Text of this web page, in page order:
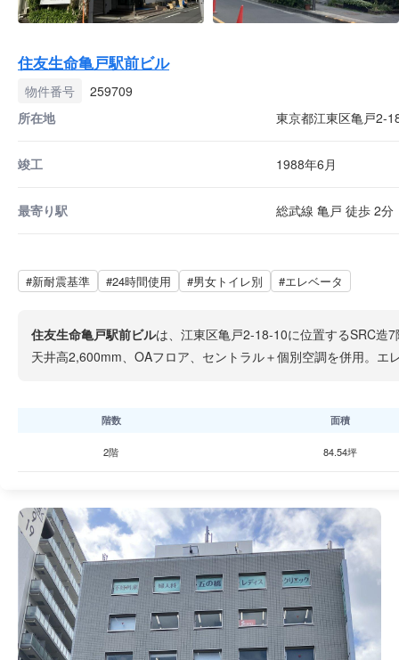
住友生命亀戸駅前ビル
物件番号
259709
所在地
東京都江東区亀戸2-
竣工 1988年6月
最寄り駅 総武線 亀戸 徒歩 2分
#新耐震基準 #24時間使用 #男女トイレ別 #エレベータ
住友生命亀戸駅前ビルは、江東区亀戸2-18-10に位置するSRC造
天井高2,600mm、OAフロア、セントラル＋個別空調を併用。
階数 面積
2階 84.54坪